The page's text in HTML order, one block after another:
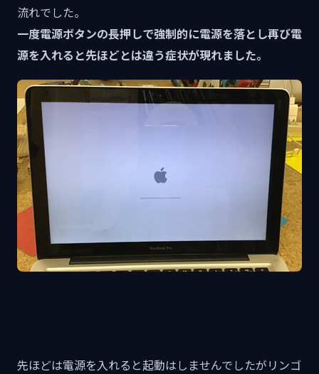
流れでした。
一度電源ボタンの長押しで強制的に電源を落とし再び電
源を入れると先ほどとは違う症状が現れました。
先ほどは電源を入れると起動はしませんでしたがリンゴ